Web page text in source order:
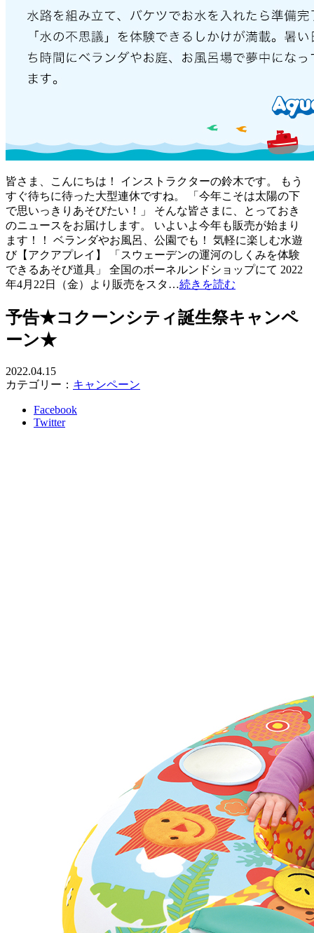
皆さま、こんにちは！ インストラクターの鈴木です。 もう
すぐ待ちに待った大型連休ですね。 「今年こそは太陽の下
で思いっきりあそびたい！」 そんな皆さまに、とっておき
のニュースをお届けします。 いよいよ今年も販売が始まり
ます！！ ベランダやお風呂、公園でも！ 気軽に楽しむ水遊
び【アクアプレイ】 「スウェーデンの運河のしくみを体験
できるあそび道具」 全国のボーネルンドショップにて 2022
年4月22日（金）より販売をスタ…続きを読む
予告★コクーンシティ誕生祭キャンペ
ーン★
2022.04.15
カテゴリー： キャンペーン
Facebook
Twitter